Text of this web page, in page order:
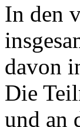
In den
davon
Die
und an